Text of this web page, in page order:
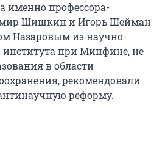
именно профессора-
Шишкин и Игорь Шейман
Назаровым из научно-
института при Минфине, не
в области
рекомендовали
реформу.